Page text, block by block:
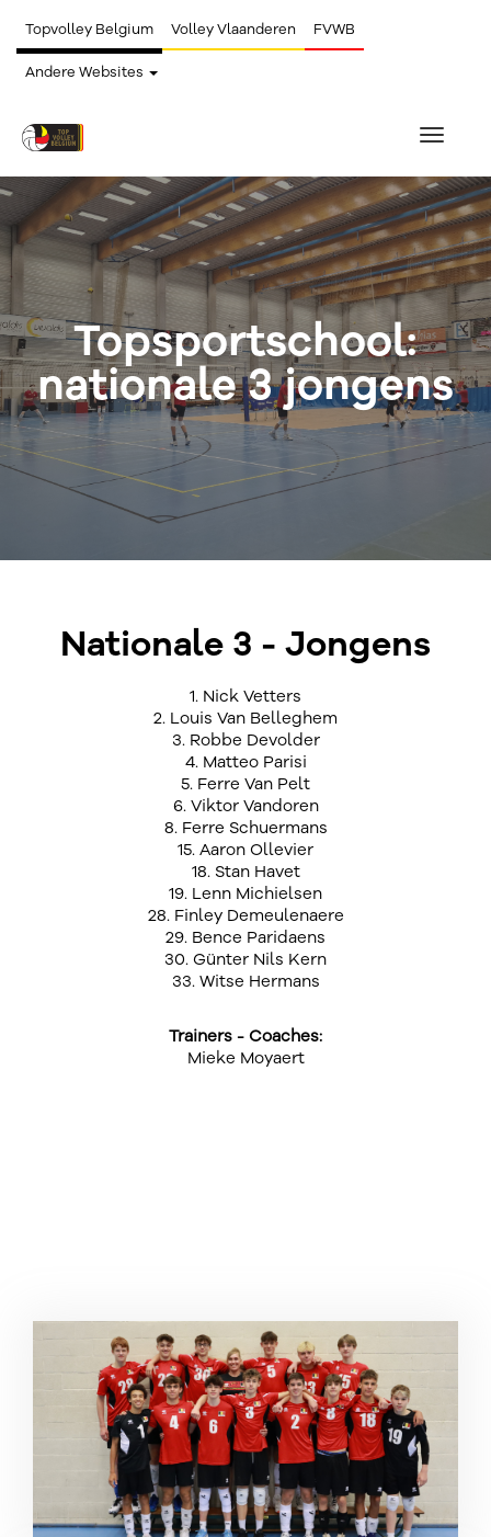
Topvolley Belgium Volley Vlaanderen FVWB
Andere Websites
Toggle
Topsportschool:
nationale 3 jongens
Nationale 3 - Jongens
1. Nick Vetters
2. Louis Van Belleghem
3. Robbe Devolder
4. Matteo Parisi
5. Ferre Van Pelt
6. Viktor Vandoren
8. Ferre Schuermans
15. Aaron Ollevier
18. Stan Havet
19. Lenn Michielsen
28. Finley Demeulenaere
29. Bence Paridaens
30. Günter Nils Kern
33. Witse Hermans
Trainers - Coaches:
Mieke Moyaert